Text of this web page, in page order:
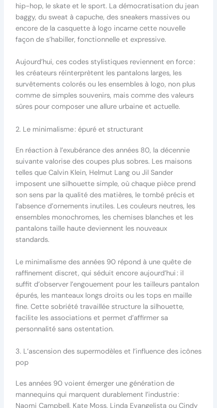
hip-hop, le skate et le sport. La démocratisation du jean
baggy, du sweat à capuche, des sneakers massives ou
encore de la casquette à logo incarne cette nouvelle
façon de s’habiller, fonctionnelle et expressive.
Aujourd’hui, ces codes stylistiques reviennent en force :
les créateurs réinterprètent les pantalons larges, les
survêtements colorés ou les ensembles à logo, non plus
comme de simples souvenirs, mais comme des valeurs
sûres pour composer une allure urbaine et actuelle.
2. Le minimalisme : épuré et structurant
En réaction à l’exubérance des années 80, la décennie
suivante valorise des coupes plus sobres. Les maisons
telles que Calvin Klein, Helmut Lang ou Jil Sander
imposent une silhouette simple, où chaque pièce prend
son sens par la qualité des matières, le tombé précis et
l’absence d’ornements inutiles. Les couleurs neutres, les
ensembles monochromes, les chemises blanches et les
pantalons taille haute deviennent les nouveaux
standards.
Le minimalisme des années 90 répond à une quête de
raffinement discret, qui séduit encore aujourd’hui : il
suffit d’observer l’engouement pour les tailleurs pantalon
épurés, les manteaux longs droits ou les tops en maille
fine. Cette sobriété travaillée structure la silhouette,
facilite les associations et permet d’affirmer sa
personnalité sans ostentation.
3. L’ascension des supermodèles et l’influence des icônes
pop
Les années 90 voient émerger une génération de
mannequins qui marquent durablement l’industrie :
Naomi Campbell, Kate Moss, Linda Evangelista ou Cindy